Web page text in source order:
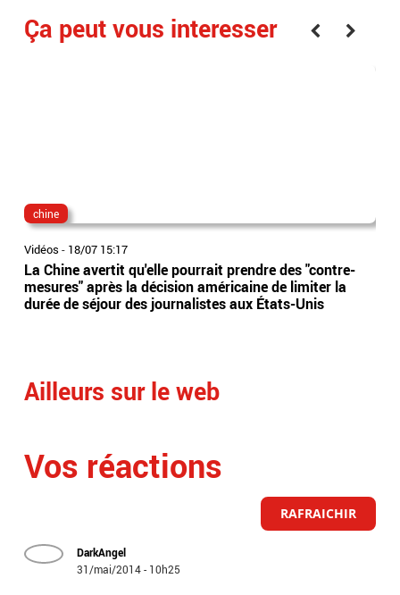
Ça peut vous interesser
chine
Vidéos - 18/07 15:17
La Chine avertit qu'elle pourrait prendre des "contre-
mesures" après la décision américaine de limiter la
durée de séjour des journalistes aux États-Unis
Ailleurs sur le web
Vos réactions
RAFRAICHIR
DarkAngel
31/mai/2014 - 10h25